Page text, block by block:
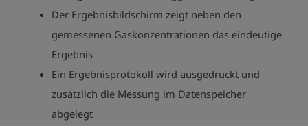
Der Ergebnisbildschirm zeigt neben den
gemessenen Gaskonzentrationen das eindeutige
Ergebnis
Ein Ergebnisprotokoll wird ausgedruckt und
zusätzlich die Messung im Datenspeicher
abgelegt